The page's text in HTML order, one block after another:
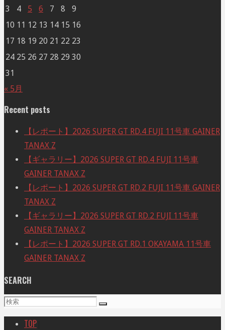
3 4 5 6 7 8
9
10 11 12 13 14 15 16
17 18 19 20 21 22 23
24 25 26 27 28 29 30
31
« 5月
Recent posts
【レポート】2026 SUPER GT RD.4 FUJI 11号車 GAINER
TANAX Z
【ギャラリー】2026 SUPER GT RD.4 FUJI 11号車
GAINER TANAX Z
【レポート】2026 SUPER GT RD.2 FUJI 11号車 GAINER
TANAX Z
【ギャラリー】2026 SUPER GT RD.2 FUJI 11号車
GAINER TANAX Z
【レポート】2026 SUPER GT RD.1 OKAYAMA 11号車
GAINER TANAX Z
SEARCH
検
索
検
索
TOP